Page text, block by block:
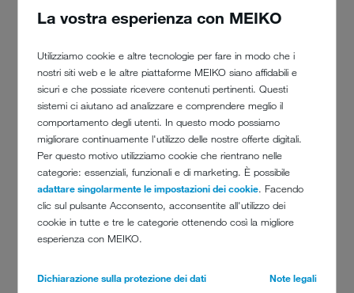
La vostra esperienza con MEIKO
Utilizziamo cookie e altre tecnologie per fare in modo che i
nostri siti web e le altre piattaforme MEIKO siano affidabili e
sicuri e che possiate ricevere contenuti pertinenti. Questi
sistemi ci aiutano ad analizzare e comprendere meglio il
comportamento degli utenti. In questo modo possiamo
migliorare continuamente l'utilizzo delle nostre offerte digitali.
Per questo motivo utilizziamo cookie che rientrano nelle
categorie: essenziali, funzionali e di marketing. È possibile
adattare singolarmente le impostazioni dei cookie. Facendo
clic sul pulsante Acconsento, acconsentite all'utilizzo dei
cookie in tutte e tre le categorie ottenendo così la migliore
esperienza con MEIKO.
Dichiarazione sulla protezione dei dati Note legali
Telefono
E-Mail*
Messaggio*